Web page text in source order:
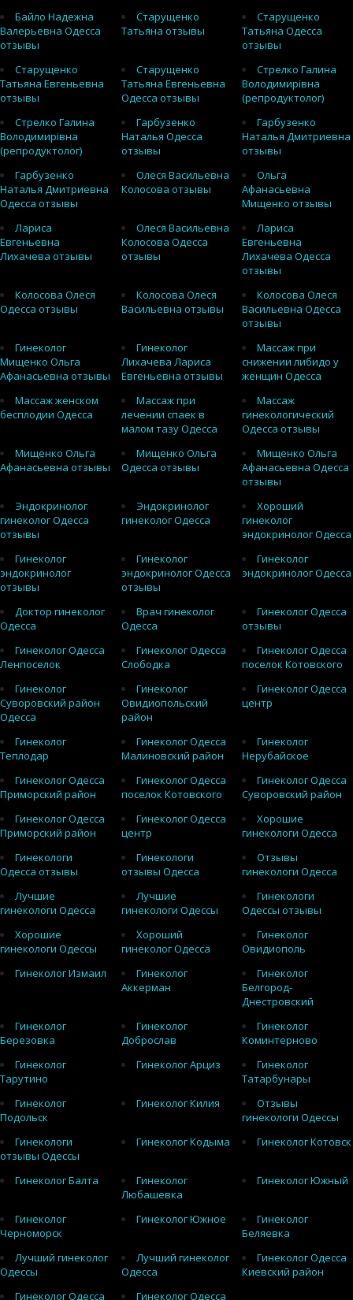
Байло Надежна
Валерьевна Одесса
отзывы
Старущенко
Татьяна отзывы
Старущенко
Татьяна Одесса
отзывы
Старущенко
Татьяна Евгеньевна
отзывы
Старущенко
Татьяна Евгеньевна
Одесса отзывы
Стрелко Галина
Володимирівна
(репродуктолог)
Стрелко Галина
Володимирівна
(репродуктолог)
Гарбузенко
Наталья Одесса
отзывы
Гарбузенко
Наталья Дмитриевна
отзывы
Гарбузенко
Наталья Дмитриевна
Одесса отзывы
Олеся Васильевна
Колосова отзывы
Ольга
Афанасьевна
Мищенко отзывы
Лариса
Евгеньевна
Лихачева отзывы
Олеся Васильевна
Колосова Одесса
отзывы
Лариса
Евгеньевна
Лихачева Одесса
отзывы
Колосова Олеся
Одесса отзывы
Колосова Олеся
Васильевна отзывы
Колосова Олеся
Васильевна Одесса
отзывы
Гинеколог
Мищенко Ольга
Афанасьевна отзывы
Гинеколог
Лихачева Лариса
Евгеньевна отзывы
Массаж при
снижении либидо у
женщин Одесса
Массаж женском
бесплодии Одесса
Массаж при
лечении спаек в
малом тазу Одесса
Массаж
гинекологический
Одесса отзывы
Мищенко Ольга
Афанасьевна отзывы
Мищенко Ольга
Одесса отзывы
Мищенко Ольга
Афанасьевна Одесса
отзывы
Эндокринолог
гинеколог Одесса
отзывы
Эндокринолог
гинеколог Одесса
Хороший
гинеколог
эндокринолог Одесса
Гинеколог
эндокринолог
отзывы
Гинеколог
эндокринолог Одесса
отзывы
Гинеколог
эндокринолог Одесса
Доктор гинеколог
Одесса
Врач гинеколог
Одесса
Гинеколог Одесса
отзывы
Гинеколог Одесса
Ленпоселок
Гинеколог Одесса
Слободка
Гинеколог Одесса
поселок Котовского
Гинеколог
Суворовский район
Одесса
Гинеколог
Овидиопольский
район
Гинеколог Одесса
центр
Гинеколог
Теплодар
Гинеколог Одесса
Малиновский район
Гинеколог
Нерубайское
Гинеколог Одесса
Приморский район
Гинеколог Одесса
поселок Котовского
Гинеколог Одесса
Суворовский район
Гинеколог Одесса
Приморский район
Гинеколог Одесса
центр
Хорошие
гинекологи Одесса
Гинекологи
Одесса отзывы
Гинекологи
отзывы Одесса
Отзывы
гинекологи Одесса
Лучшие
гинекологи Одесса
Лучшие
гинекологи Одессы
Гинекологи
Одессы отзывы
Хорошие
гинекологи Одессы
Хороший
гинеколог Одесса
Гинеколог
Овидиополь
Гинеколог Измаил
Гинеколог
Аккерман
Гинеколог
Белгород-
Днестровский
Гинеколог
Березовка
Гинеколог
Доброслав
Гинеколог
Коминтерново
Гинеколог
Тарутино
Гинеколог Арциз
Гинеколог
Татарбунары
Гинеколог
Подольск
Гинеколог Килия
Отзывы
гинекологи Одессы
Гинекологи
отзывы Одессы
Гинеколог Кодыма Гинеколог Котовск
Гинеколог Балта
Гинеколог
Любашевка
Гинеколог Южный
Гинеколог
Черноморск
Гинеколог Южное
Гинеколог
Беляевка
Лучший гинеколог
Одессы
Лучший гинеколог
Одесса
Гинеколог Одесса
Киевский район
Гинеколог Одесса
Гинеколог Одесса